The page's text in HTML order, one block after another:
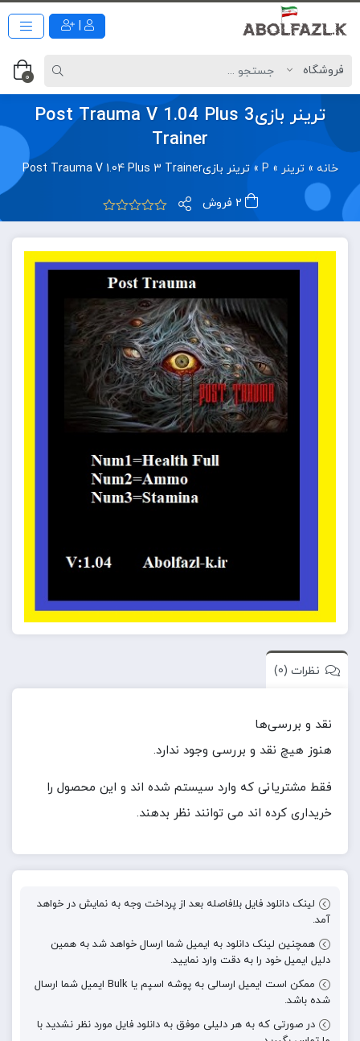
0
ترینر بازیPost Trauma V 1.04 Plus 3
Trainer
خانه »ترینر »
P
»ترینر بازیPost Trauma V 1.04 Plus 3 Trainer
نظرات (0)
نقد و بررسی‌ها
هنوز هیچ نقد و بررسی وجود ندارد.
فقط مشتریانی که وارد سیستم شده اند و این محصول را
خریداری کرده اند می توانند نظر بدهند.
لینک دانلود فایل بلافاصله بعد از پرداخت وجه به نمایش در خواهد
آمد.
همچنین لینک دانلود به ایمیل شما ارسال خواهد شد به همین
دلیل ایمیل خود را به دقت وارد نمایید.
ممکن است ایمیل ارسالی به پوشه اسپم یا Bulk ایمیل شما ارسال
شده باشد.
در صورتی که به هر دلیلی موفق به دانلود فایل مورد نظر نشدید با